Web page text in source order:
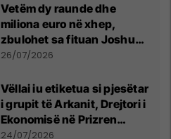
Vetëm dy raunde dhe
miliona euro në xhep,
zbulohet sa fituan Joshua
e Prenga
26/07/2026
Vëllai iu etiketua si pjesëtar
i grupit të Arkanit, Drejtori i
Ekonomisë në Prizren
mohon pretendimet
24/07/2026